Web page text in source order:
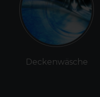
Deckenwäsche